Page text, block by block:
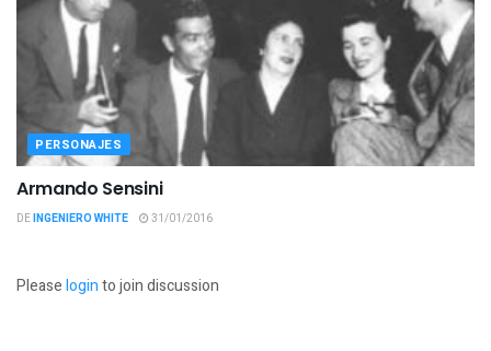
PERSONAJES
Armando Sensini
DEINGENIERO WHITE 31/01/2016
Pleaseloginto join discussion